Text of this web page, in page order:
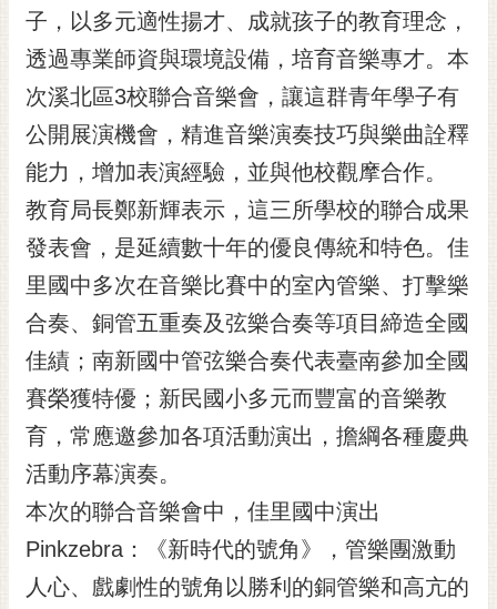
花
桐
花
祭
網
站
導
覽
訂
閱
RSS
訂
閱
電
子
報
市
民
信
子，以多元適性揚才、成就孩子的教育理念，
透過專業師資與環境設備，培育音樂專才。本
次溪北區3校聯合音樂會，讓這群青年學子有
公開展演機會，精進音樂演奏技巧與樂曲詮釋
能力，增加表演經驗，並與他校觀摩合作。
教育局長鄭新輝表示，這三所學校的聯合成果
發表會，是延續數十年的優良傳統和特色。佳
里國中多次在音樂比賽中的室內管樂、打擊樂
合奏、銅管五重奏及弦樂合奏等項目締造全國
佳績；南新國中管弦樂合奏代表臺南參加全國
賽榮獲特優；新民國小多元而豐富的音樂教
育，常應邀參加各項活動演出，擔綱各種慶典
活動序幕演奏。
本次的聯合音樂會中，佳里國中演出
Pinkzebra：《新時代的號角》，管樂團激動
人心、戲劇性的號角以勝利的銅管樂和高亢的